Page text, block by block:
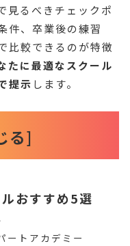
見るべきチェックポ
件、卒業後の練習
比較できるのが特徴
たに最適なスクール
提示 します。
おすすめ5選
ートアカデミー